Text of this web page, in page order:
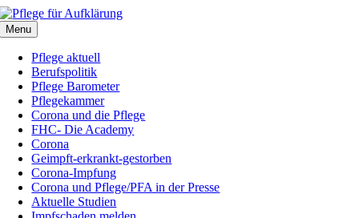
Zum
Inhalt
springen
Menu
Pflege aktuell
Berufspolitik
Pflege Barometer
Pflegekammer
Corona und die Pflege
FHC- Die Academy
Corona
Geimpft-erkrankt-gestorben
Corona-Impfung
Corona und Pflege/PFA in der Presse
Aktuelle Studien